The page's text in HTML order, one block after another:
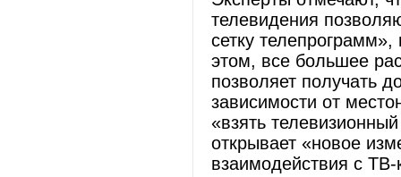
телевидения
сетку
этом, все большее
позволяет получать
зависимости от
«взять
открывает «новое
взаимодействия с